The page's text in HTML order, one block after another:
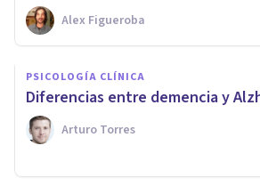
Alex Figueroba
PSICOLOGÍA CLÍNICA
Diferencias entre demencia y
Arturo Torres